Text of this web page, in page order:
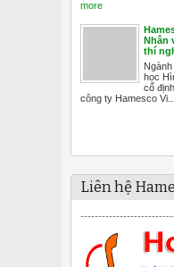
more
Nhân
thí
học
cố
công ty Hamesco Vi...
Liên hệ